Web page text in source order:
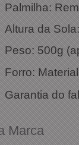
Palmilha:
Altura da
Peso: 500g
Forro:
Garantia do
Marca